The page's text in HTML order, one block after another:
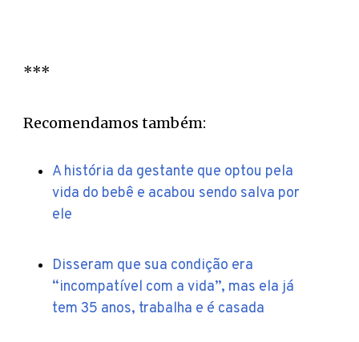
***
Recomendamos também:
A história da gestante que optou pela
vida do bebê e acabou sendo salva por
ele
Disseram que sua condição era
“incompatível com a vida”, mas ela já
tem 35 anos, trabalha e é casada